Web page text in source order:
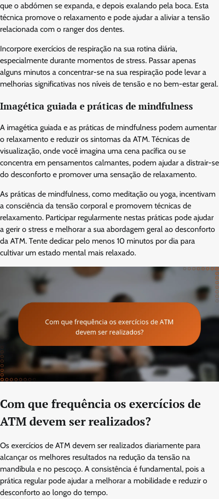
que o abdómen se expanda, e depois exalando pela boca. Esta
técnica promove o relaxamento e pode ajudar a aliviar a tensão
relacionada com o ranger dos dentes.
Incorpore exercícios de respiração na sua rotina diária,
especialmente durante momentos de stress. Passar apenas
alguns minutos a concentrar-se na sua respiração pode levar a
melhorias significativas nos níveis de tensão e no bem-estar geral.
Imagética guiada e práticas de mindfulness
A imagética guiada e as práticas de mindfulness podem aumentar
o relaxamento e reduzir os sintomas da ATM. Técnicas de
visualização, onde você imagina uma cena pacífica ou se
concentra em pensamentos calmantes, podem ajudar a distrair-se
do desconforto e promover uma sensação de relaxamento.
As práticas de mindfulness, como meditação ou yoga, incentivam
a consciência da tensão corporal e promovem técnicas de
relaxamento. Participar regularmente nestas práticas pode ajudar
a gerir o stress e melhorar a sua abordagem geral ao desconforto
da ATM. Tente dedicar pelo menos 10 minutos por dia para
cultivar um estado mental mais relaxado.
Com que frequência os exercícios de
ATM devem ser realizados?
Os exercícios de ATM devem ser realizados diariamente para
alcançar os melhores resultados na redução da tensão na
mandíbula e no pescoço. A consistência é fundamental, pois a
prática regular pode ajudar a melhorar a mobilidade e reduzir o
desconforto ao longo do tempo.